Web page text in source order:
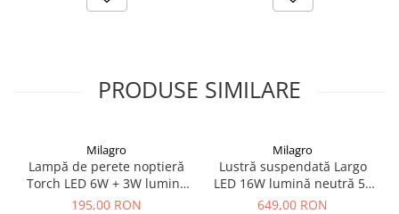
PRODUSE SIMILARE
Milagro
Lampă de perete noptieră
Torch LED 6W + 3W lumină
neutră 55 cm negru
195,00 RON
Milagro
Lustră suspendată Largo
LED 16W lumină neutră 50
cm auriu
649,00 RON